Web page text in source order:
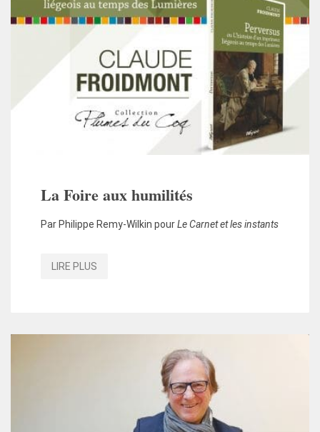
La Foire aux humilités
Par Philippe Remy-Wilkin pourLe Carnet et les instants
LIRE PLUS